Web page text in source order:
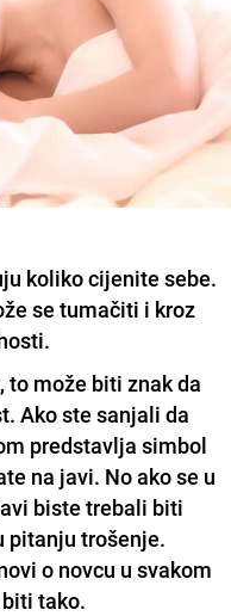
koliko cijenite sebe.
se tumačiti i kroz
to može biti znak da
Ako ste sanjali da
predstavlja simbol
na javi. No ako se u
biste trebali biti
pitanju trošenje.
o novcu u svakom
tako.